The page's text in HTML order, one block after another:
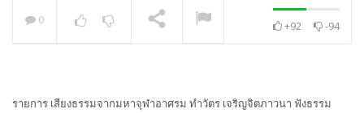
0 +92 -94
รายการ เสียงธรรมจากมหาจุฬาอาศรม ทำวัตร เจริญจิตภาวนา ฟังธรรม